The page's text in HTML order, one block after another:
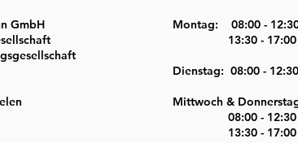
Rundschreiben für August
GmbH
Montag: 08:00 -
13:30 - 17:00
Dienstag: 08:00 -
Mittwoch &
08:00 - 12:30
13:30 - 17:00